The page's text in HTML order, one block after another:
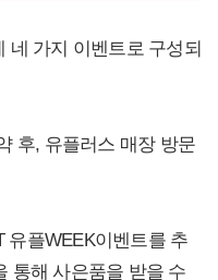
네 가지 이벤트로 구성되
후, 유플러스 매장 방문
유플WEEK이벤트를 추
통해 사은품을 받을 수